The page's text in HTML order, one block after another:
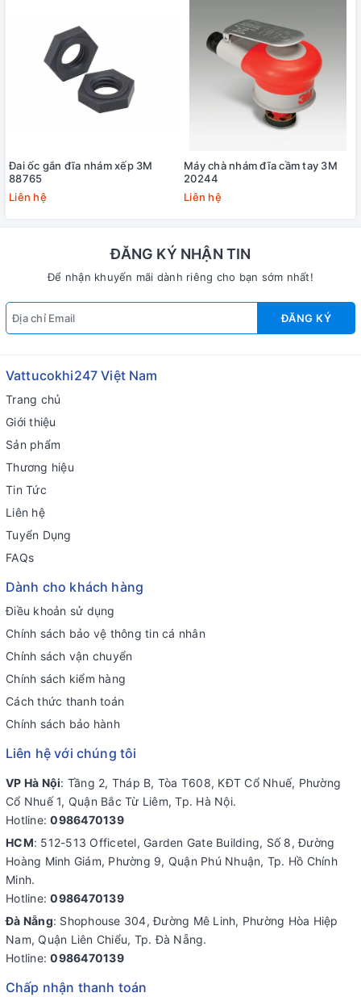
Đai ốc gắn đĩa nhám xếp 3M
88765
Liên hệ
Máy chà nhám đĩa cầm tay 3M
20244
Liên hệ
ĐĂNG KÝ NHẬN TIN
Để nhận khuyến mãi dành riêng cho bạn sớm nhất!
ĐĂNG KÝ
Vattucokhi247 Việt Nam
Trang chủ
Giới thiệu
Sản phẩm
Thương hiệu
Tin Tức
Liên hệ
Tuyển Dụng
FAQs
Dành cho khách hàng
Điều khoản sử dụng
Chính sách bảo vệ thông tin cá nhân
Chính sách vận chuyển
Chính sách kiểm hàng
Cách thức thanh toán
Chính sách bảo hành
Liên hệ với chúng tôi
VP Hà Nội: Tầng 2, Tháp B, Tòa T608, KĐT Cổ Nhuế, Phường
Cổ Nhuế 1, Quận Bắc Từ Liêm, Tp. Hà Nội.
Hotline:0986470139
HCM: 512-513 Officetel, Garden Gate Building, Số 8, Đường
Hoàng Minh Giám, Phường 9, Quận Phú Nhuận, Tp. Hồ Chính
Minh.
Hotline:0986470139
Đà Nẵng: Shophouse 304, Đường Mê Linh, Phường Hòa Hiệp
Nam, Quận Liên Chiểu, Tp. Đà Nẵng.
Hotline:0986470139
Chấp nhận thanh toán